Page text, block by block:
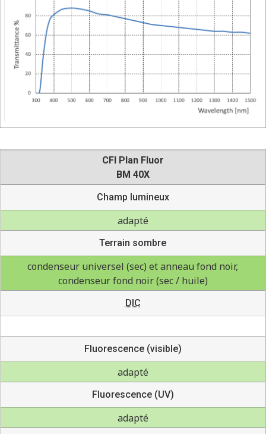
CFI Plan Fluor
BM 40X
Champ lumineux
adapté
Terrain sombre
condenseur universel (sec) et anneau fond noir,
condenseur fond noir (sec / huile)
DIC
Fluorescence (visible)
adapté
Fluorescence (UV)
adapté